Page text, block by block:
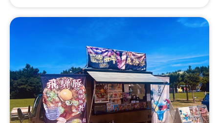
国キムチ(自家製)、ヤンニョムチキン(甘口)、韓国トッポ